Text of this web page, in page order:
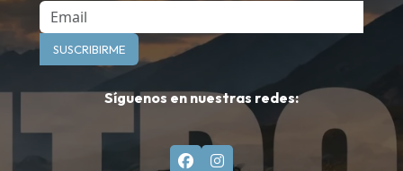
Email
SUSCRIBIRME
Síguenos en nuestras redes: